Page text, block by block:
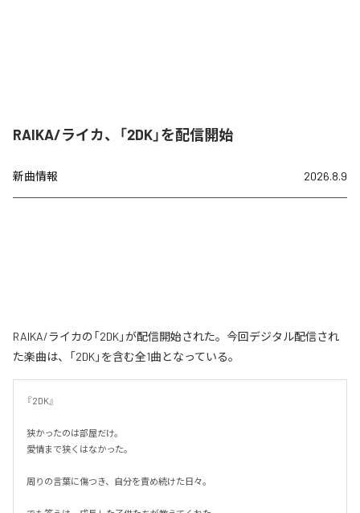
RAIKA/ライカ、「2DK」を配信開始
新曲情報 2026.8.9
RAIKA/ライカの「2DK」が配信開始された。今回デジタル配信され
た楽曲は、「2DK」を含む全1曲となっている。
『2DK』
狭かったのは部屋だけ。
愛情まで狭くはなかった。
周りの言葉に傷つき、自分を責め続けた日々。